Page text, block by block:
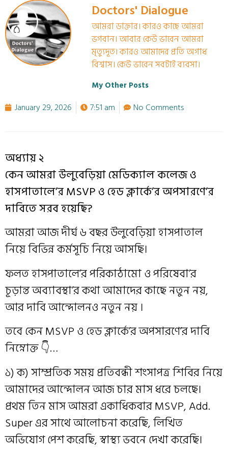
Doctors' Dialogue
আমরা ডাক্তার। কারও কাছে আমরা
ভগবান। আবার কেউ ভাবেন আমরা
মৃত্যুদূত। কারও আমাদের প্রতি অগাধ
বিশ্বাস। কেউ ভাবেন সবটাই ব্যবসা।
My Other Posts
January 29, 2026 7:51 am No Comments
অধ্যায় ২
কেন আমরা উলুবেড়িয়া মেডিক্যাল কলেজ ও
হাসপাতালে’র MSVP ও হেড ক্লার্কে’র অপসারণে’র
দাবিতে সরব হয়েছি?
আমরা আজ দীর্ঘ ৬ বছর উলুবেড়িয়া হাসপাতাল
নিয়ে বিভিন্ন কর্মসূচি নিয়ে আসছি।
ফলত হাসপাতালে’র পরিকাঠামো ও পরিষেবা’র
চূড়ান্ত অব্যাবস্থা’র কথা আমাদের কাছে নতুন নয়,
আর দাবি আন্দোলনও নতুন নয় ।
তবে কেন MSVP ও হেড ক্লার্কে’র অপসারণে’র দাবি
নিম্নোক্ত 👇…
১) ক) সাম্প্রতিক সময় প্রতিবন্ধী শংসাপত্র শিবির নিয়ে
আমাদের আন্দোলন আজ চার মাস ধরে চলছে।
প্রথম তিন মাস আমরা একাধিকবার MSVP, Add.
Super এর সাথে আলোচনা করেছি, লিখিত
অভিযোগ পেশ করেছি, স্বাস্থ্য ভবনে দেখা করেছি।